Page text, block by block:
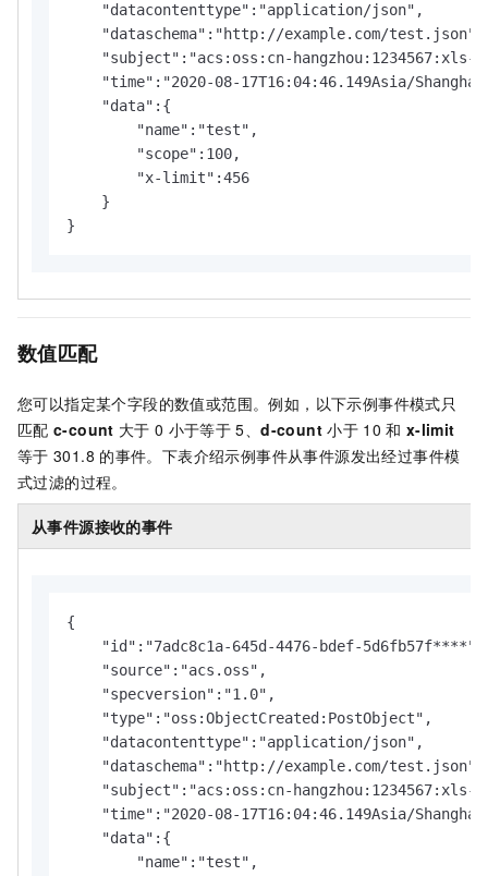
    "datacontenttype":"application/json",
    "dataschema":"http://example.com/test.json",
"subject":"acs:oss:cn-hangzhou:1234567:xls-
"time":"2020-08-17T16:04:46.149Asia/
    "data":{
        "name":"test",
        "scope":100,
        "x-limit":456
    }
}
数值匹配
您可以指定某个字段的数值或范围。例如，以下示例事件模式只
匹配 c-count 大于 0 小于等于 5、d-count 小于 10 和 x-limit
等于 301.8 的事件。下表介绍示例事件从事件源发出经过事件模
式过滤的过程。
从事件源接收的事件
{
    "id":"7adc8c1a-645d-4476-bdef-5d6fb57f****",
    "source":"acs.oss",
    "specversion":"1.0",
    "type":"oss:ObjectCreated:PostObject",
    "datacontenttype":"application/json",
    "dataschema":"http://example.com/test.json",
"subject":"acs:oss:cn-hangzhou:1234567:xls-
"time":"2020-08-17T16:04:46.149Asia/
    "data":{
        "name":"test",